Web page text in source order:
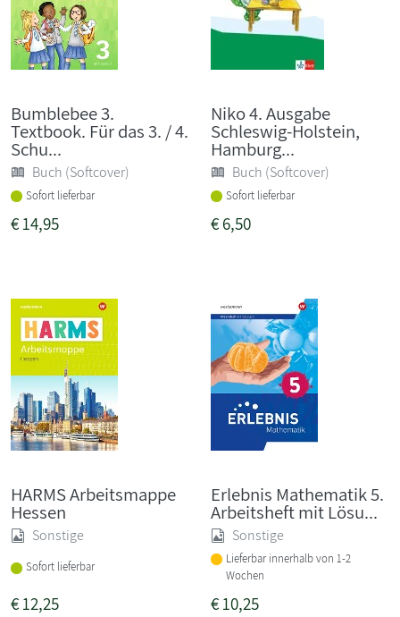
Bumblebee 3.
Textbook. Für das 3. / 4.
Schu...
Buch (Softcover)
Sofort lieferbar
€14,95
Niko 4. Ausgabe
Schleswig-Holstein,
Hamburg...
Buch (Softcover)
Sofort lieferbar
€6,50
HARMS Arbeitsmappe
Hessen
Sonstige
Sofort lieferbar
€12,25
Erlebnis Mathematik 5.
Arbeitsheft mit Lösu...
Sonstige
Lieferbar innerhalb von 1-2
Wochen
€10,25